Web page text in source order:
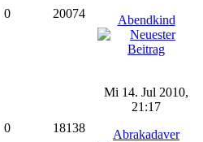
0 20074
Abendkind
0 18138
Mi 14. Jul 2010,
21:17
Abrakadaver